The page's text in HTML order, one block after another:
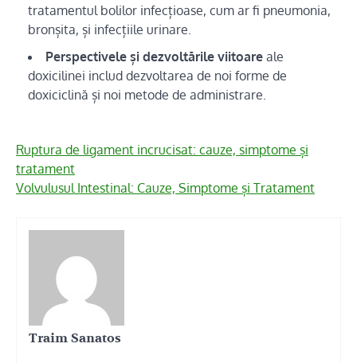
tratamentul bolilor infecțioase, cum ar fi pneumonia,
bronșita, și infecțiile urinare.
Perspectivele și dezvoltările viitoare ale
doxicilinei includ dezvoltarea de noi forme de
doxiciclină și noi metode de administrare.
Ruptura de ligament incrucisat: cauze, simptome și
tratament
Volvulusul Intestinal: Cauze, Simptome și Tratament
Traim Sanatos